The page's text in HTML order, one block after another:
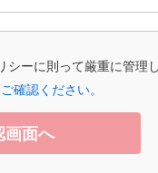
ーに則って厳重に管理
確認ください。
画面へ